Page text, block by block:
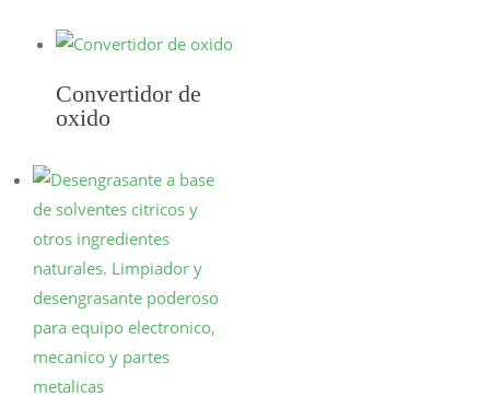
OPCIONES
Convertidor de
oxido